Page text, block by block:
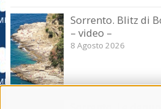
Sorrento. Blitz di
– video –
8 Agosto 2026